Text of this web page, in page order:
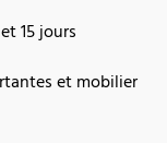
15 jours
et mobilier